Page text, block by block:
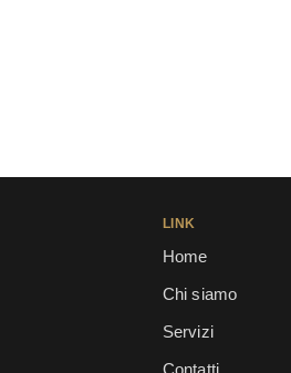
LINK
Home
Chi siamo
Servizi
Contatti